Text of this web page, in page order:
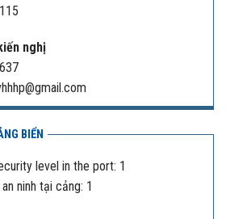
nghị
BIỂN
level in the port: 1
ninh tại cảng: 1